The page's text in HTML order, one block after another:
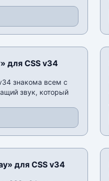
для CSS v34
знакома всем с
звук, который
для CSS v34